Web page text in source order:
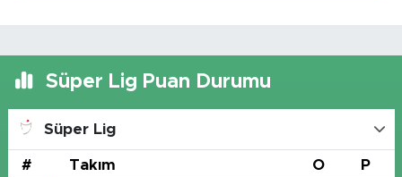
Süper Lig Puan Durumu
Süper Lig
# Takım O P